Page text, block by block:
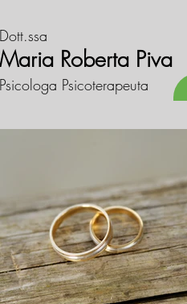
Dott.ssa
Maria Roberta Piva
Psicologa Psicoterapeuta